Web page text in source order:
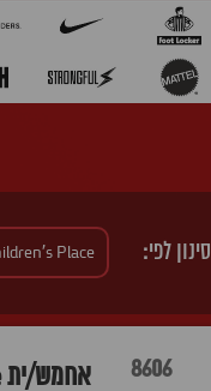
סינון לפי:
8606 אחמש/ית The Children's Place איילון רמת גן